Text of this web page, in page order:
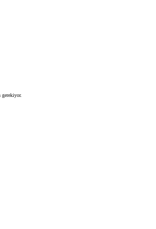
gerekiyor.